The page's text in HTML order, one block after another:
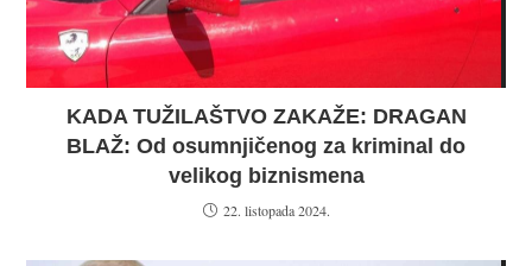
KADA TUŽILAŠTVO ZAKAŽE: DRAGAN
BLAŽ: Od osumnjičenog za kriminal do
velikog biznismena
22. listopada 2024.